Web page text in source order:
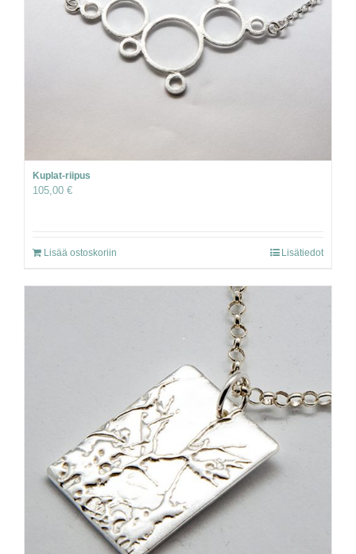
Kuplat-riipus
105,00 €
Lisää ostoskoriin Lisätiedot